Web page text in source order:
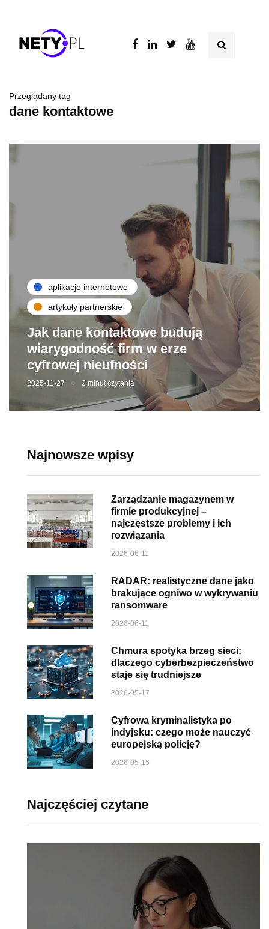
Przeglądany tag
dane kontaktowe
aplikacje internetowe
artykuły partnerskie
Jak dane kontaktowe budują
wiarygodność firm w erze
cyfrowej nieufności
2025-11-27 2 minut czytania
Najnowsze wpisy
Zarządzanie magazynem w
firmie produkcyjnej –
najczęstsze problemy i ich
rozwiązania
2026-06-11
RADAR: realistyczne dane jako
brakujące ogniwo w wykrywaniu
ransomware
2026-06-11
Chmura spotyka brzeg sieci:
dlaczego cyberbezpieczeństwo
staje się trudniejsze
2026-05-17
Cyfrowa kryminalistyka po
indyjsku: czego może nauczyć
europejską policję?
2026-05-15
Najczęściej czytane